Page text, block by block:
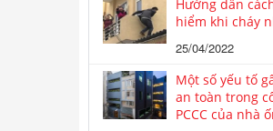
Hướng dẫn
hiểm khi cháy
25/04/2022
Một số yếu tố
an toàn trong
PCCC của nhà